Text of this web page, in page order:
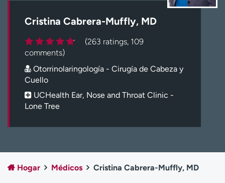
Remisiones
Carreras
Inicie sesión en My Health Connection
Acerca de UCHealth
comunicación
Cristina Cabrera-Muffly, MD
(263 ratings, 109
comments)
Otorrinolaringología - Cirugía de Cabeza y
Cuello
UCHealth Ear, Nose and Throat Clinic -
Lone Tree
Hogar Médicos Cristina Cabrera-Muffly, MD